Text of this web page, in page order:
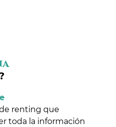
renting que
toda la información